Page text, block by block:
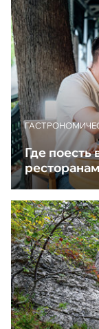
Где поесть
ресторанам